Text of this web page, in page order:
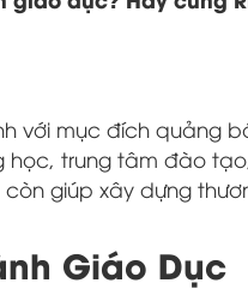
với mục đích quảng
học, trung tâm đào
giúp xây dựng
Giáo Dục